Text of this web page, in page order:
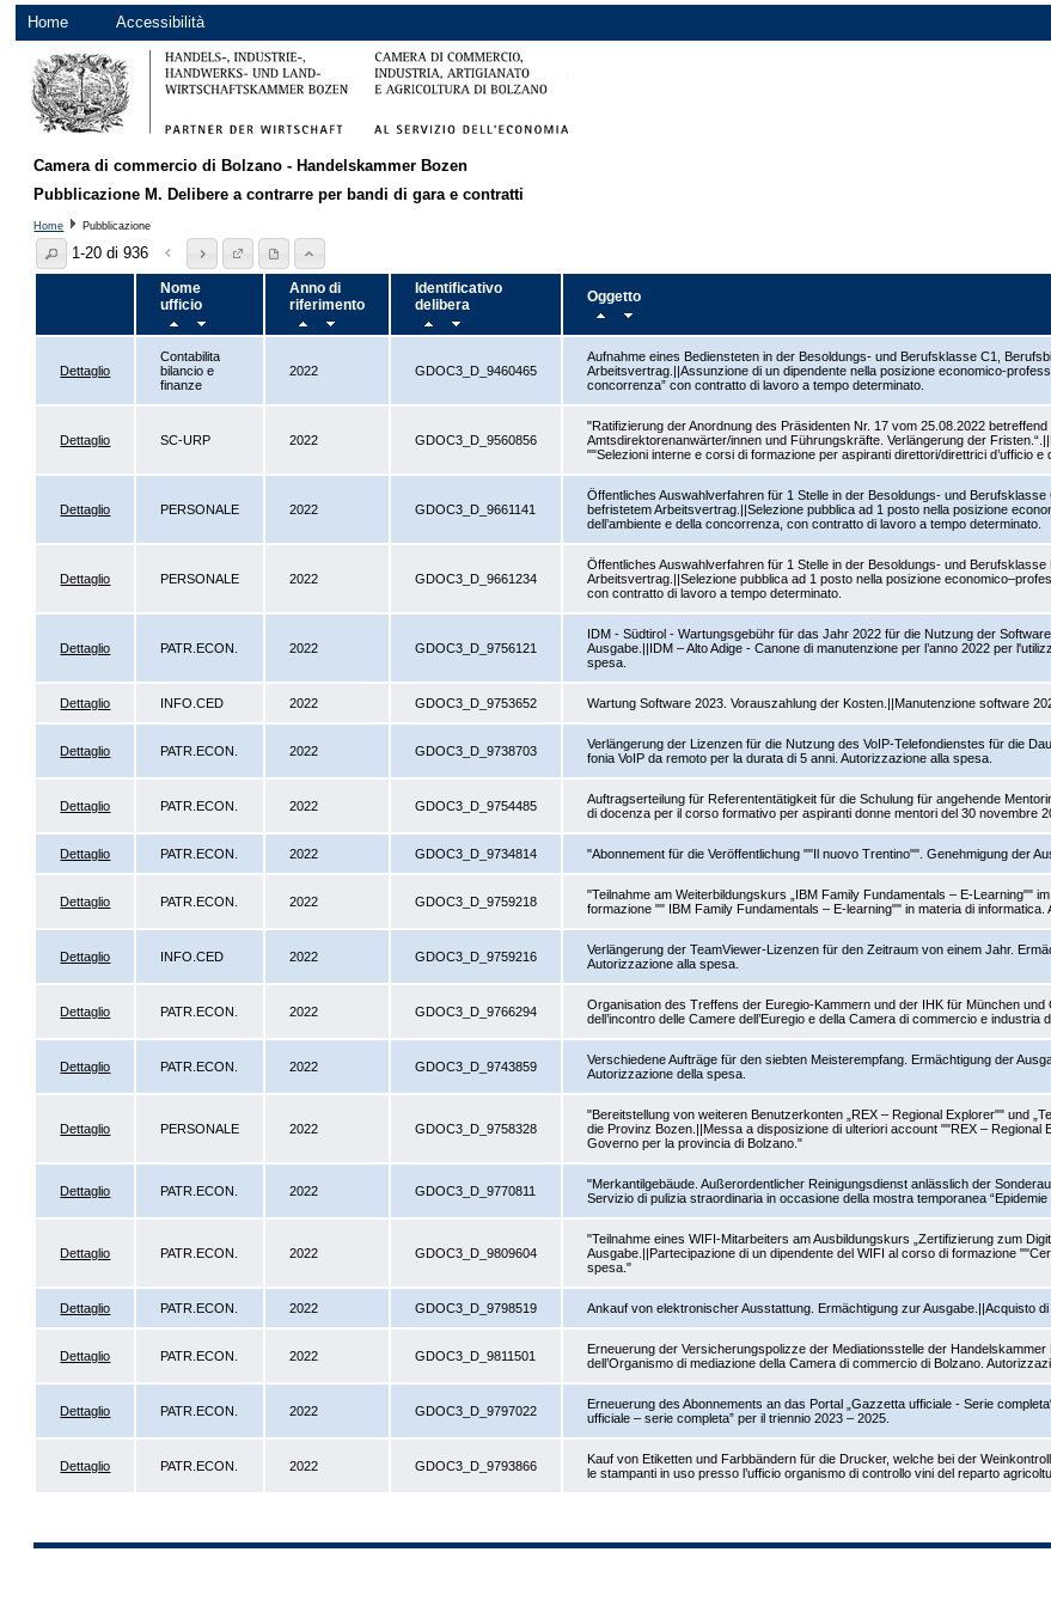
Home Accessibilità
Camera di commercio di Bolzano - Handelskammer Bozen
Pubblicazione M. Delibere a contrarre per bandi di gara e contratti
Home Pubblicazione
1-20 di 936
Nome
ufficio
Anno di
riferimento
Identificativo
delibera
Oggetto
Dettaglio
Contabilita
bilancio e
finanze
2022 GDOC3_D_9460465
Aufnahme eines Bediensteten in der Besoldungs- und Berufsklasse C1,
Arbeitsvertrag.||Assunzione di un dipendente nella posizione economico-
concorrenza” con contratto di lavoro a tempo determinato.
Dettaglio SC-URP 2022 GDOC3_D_9560856
"Ratifizierung der Anordnung des Präsidenten Nr. 17 vom 25.08.2022
Amtsdirektorenanwärter/innen und Führungskräfte. Verlängerung der
""Selezioni interne e corsi di formazione per aspiranti direttori/direttrici d’ufficio e
Dettaglio PERSONALE 2022 GDOC3_D_9661141
Öffentliches Auswahlverfahren für 1 Stelle in der Besoldungs- und
befristetem Arbeitsvertrag.||Selezione pubblica ad 1 posto nella posizione
dell’ambiente e della concorrenza, con contratto di lavoro a tempo determinato.
Dettaglio PERSONALE 2022 GDOC3_D_9661234
Öffentliches Auswahlverfahren für 1 Stelle in der Besoldungs- und
Arbeitsvertrag.||Selezione pubblica ad 1 posto nella posizione
con contratto di lavoro a tempo determinato.
Dettaglio PATR.ECON. 2022 GDOC3_D_9756121
IDM - Südtirol - Wartungsgebühr für das Jahr 2022 für die Nutzung der
Ausgabe.||IDM – Alto Adige - Canone di manutenzione per l’anno 2022 per
spesa.
Dettaglio INFO.CED 2022 GDOC3_D_9753652 Wartung Software 2023. Vorauszahlung der Kosten.||Manutenzione software
Dettaglio PATR.ECON. 2022 GDOC3_D_9738703
Verlängerung der Lizenzen für die Nutzung des VoIP-Telefondienstes für die
fonia VoIP da remoto per la durata di 5 anni. Autorizzazione alla spesa.
Dettaglio PATR.ECON. 2022 GDOC3_D_9754485
Auftragserteilung für Referententätigkeit für die Schulung für angehende
di docenza per il corso formativo per aspiranti donne mentori del 30 novembre
Dettaglio PATR.ECON. 2022 GDOC3_D_9734814 "Abonnement für die Veröffentlichung ""Il nuovo Trentino"". Genehmigung der
Dettaglio PATR.ECON. 2022 GDOC3_D_9759218
"Teilnahme am Weiterbildungskurs „IBM Family Fundamentals – E-Learning""
formazione "" IBM Family Fundamentals – E-learning"" in materia di
Dettaglio INFO.CED 2022 GDOC3_D_9759216
Verlängerung der TeamViewer-Lizenzen für den Zeitraum von einem Jahr.
Autorizzazione alla spesa.
Dettaglio PATR.ECON. 2022 GDOC3_D_9766294
Organisation des Treffens der Euregio-Kammern und der IHK für München
dell’incontro delle Camere dell’Euregio e della Camera di commercio e
Dettaglio PATR.ECON. 2022 GDOC3_D_9743859
Verschiedene Aufträge für den siebten Meisterempfang. Ermächtigung der
Autorizzazione della spesa.
Dettaglio PERSONALE 2022 GDOC3_D_9758328
"Bereitstellung von weiteren Benutzerkonten „REX – Regional Explorer"" und
die Provinz Bozen.||Messa a disposizione di ulteriori account ""REX –
Governo per la provincia di Bolzano."
Dettaglio PATR.ECON. 2022 GDOC3_D_9770811
"Merkantilgebäude. Außerordentlicher Reinigungsdienst anlässlich der
Servizio di pulizia straordinaria in occasione della mostra temporanea
Dettaglio PATR.ECON. 2022 GDOC3_D_9809604
"Teilnahme eines WIFI-Mitarbeiters am Ausbildungskurs „Zertifizierung zum
Ausgabe.||Partecipazione di un dipendente del WIFI al corso di formazione
spesa."
Dettaglio PATR.ECON. 2022 GDOC3_D_9798519 Ankauf von elektronischer Ausstattung. Ermächtigung zur Ausgabe.||Acquisto
Dettaglio PATR.ECON. 2022 GDOC3_D_9811501
Erneuerung der Versicherungspolizze der Mediationsstelle der
dell’Organismo di mediazione della Camera di commercio di Bolzano.
Dettaglio PATR.ECON. 2022 GDOC3_D_9797022
Erneuerung des Abonnements an das Portal „Gazzetta ufficiale - Serie
ufficiale – serie completa” per il triennio 2023 – 2025.
Dettaglio PATR.ECON. 2022 GDOC3_D_9793866
Kauf von Etiketten und Farbbändern für die Drucker, welche bei der
le stampanti in uso presso l’ufficio organismo di controllo vini del reparto